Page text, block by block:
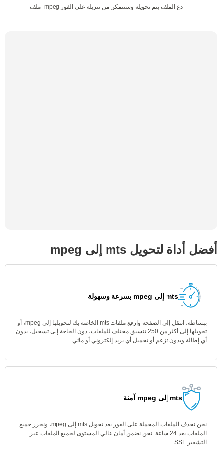
دع الملف يتم تحويله وستتمكن من تنزيله على الفور mpeg -ملف
أفضل أداة لتحويل mts إلى mpeg
mts إلى mpeg بسرعة وسهولة
ببساطة، انتقل إلى الصفحة وارفع ملفات mts الخاصة بك لتحويلها إلى mpeg، أو
تحويلها إلى أكثر من 250 تنسيق مختلف للملفات، دون الحاجة إلى تسجيل، بدون
أي إطالة وبدون تزعم أو تحميل أي بريد إلكتروني أو مائي.
mts إلى mpeg آمنة
نحن نحذف الملفات المحملة على الفور بعد تحويل mts إلى mpeg، ونحرر جميع
الملفات بعد 24 ساعة. نحن نضمن أمان عالي المستوى لجميع الملفات عبر
التشفير SSL.